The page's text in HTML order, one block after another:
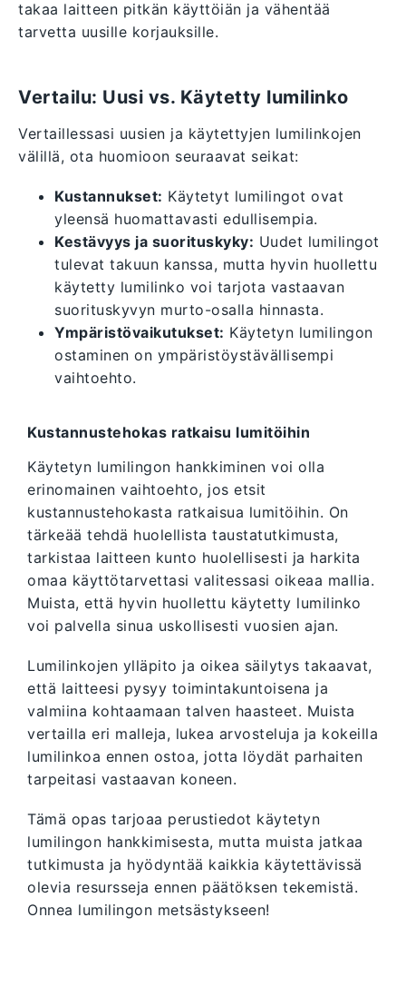
takaa laitteen pitkän käyttöiän ja vähentää
tarvetta uusille korjauksille.
Vertailu: Uusi vs. Käytetty lumilinko
Vertaillessasi uusien ja käytettyjen lumilinkojen
välillä, ota huomioon seuraavat seikat:
Kustannukset: Käytetyt lumilingot ovat
yleensä huomattavasti edullisempia.
Kestävyys ja suorituskyky: Uudet lumilingot
tulevat takuun kanssa, mutta hyvin huollettu
käytetty lumilinko voi tarjota vastaavan
suorituskyvyn murto-osalla hinnasta.
Ympäristövaikutukset: Käytetyn lumilingon
ostaminen on ympäristöystävällisempi
vaihtoehto.
Kustannustehokas ratkaisu lumitöihin
Käytetyn lumilingon hankkiminen voi olla
erinomainen vaihtoehto, jos etsit
kustannustehokasta ratkaisua lumitöihin. On
tärkeää tehdä huolellista taustatutkimusta,
tarkistaa laitteen kunto huolellisesti ja harkita
omaa käyttötarvettasi valitessasi oikeaa mallia.
Muista, että hyvin huollettu käytetty lumilinko
voi palvella sinua uskollisesti vuosien ajan.
Lumilinkojen ylläpito ja oikea säilytys takaavat,
että laitteesi pysyy toimintakuntoisena ja
valmiina kohtaamaan talven haasteet. Muista
vertailla eri malleja, lukea arvosteluja ja kokeilla
lumilinkoa ennen ostoa, jotta löydät parhaiten
tarpeitasi vastaavan koneen.
Tämä opas tarjoaa perustiedot käytetyn
lumilingon hankkimisesta, mutta muista jatkaa
tutkimusta ja hyödyntää kaikkia käytettävissä
olevia resursseja ennen päätöksen tekemistä.
Onnea lumilingon metsästykseen!